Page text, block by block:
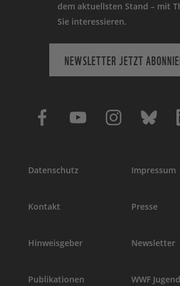
dem aktuellsten Stand – mit
Sie interessieren.
NEWSLETTER JETZT
Datenschutz Impressum
Kontakt Presse
Hinweisgeber Newsletter
Publikationen WWF Jugend